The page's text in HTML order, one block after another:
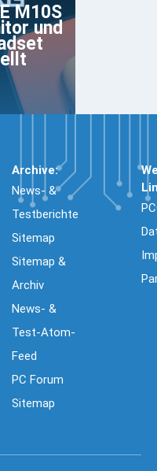
M10S
und
Archive:
News- &
Testberichte
Sitemap
Sitemap &
Archiv
News- &
Test-Atom-
Feed
PC Forum
Sitemap